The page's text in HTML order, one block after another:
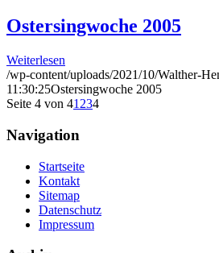
Ostersingwoche 2005
Weiterlesen
/wp-content/uploads/2021/10/Walther-
11:30:25Ostersingwoche 2005
Seite 4 von 41 234
Navigation
Startseite
Kontakt
Sitemap
Datenschutz
Impressum